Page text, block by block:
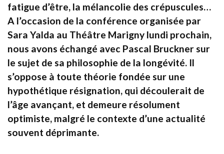
fatigue d’être, la mélancolie des crépuscules…
A l’occasion de la conférence organisée par
Sara Yalda au Théâtre Marigny lundi prochain,
nous avons échangé avec Pascal Bruckner sur
le sujet de sa philosophie de la longévité. Il
s’oppose à toute théorie fondée sur une
hypothétique résignation, qui découlerait de
l’âge avançant, et demeure résolument
optimiste, malgré le contexte d’une actualité
souvent déprimante.